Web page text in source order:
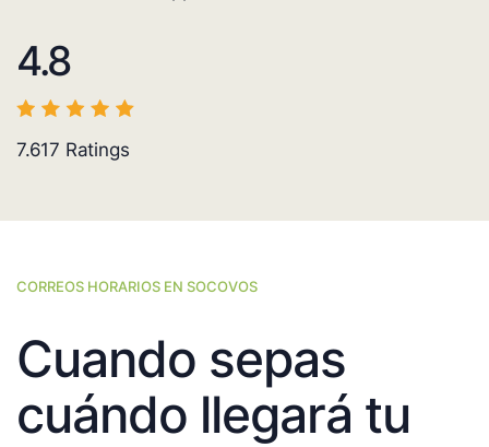
4.8
7.617 Ratings
CORREOS HORARIOS EN SOCOVOS
Cuando sepas
cuándo llegará tu